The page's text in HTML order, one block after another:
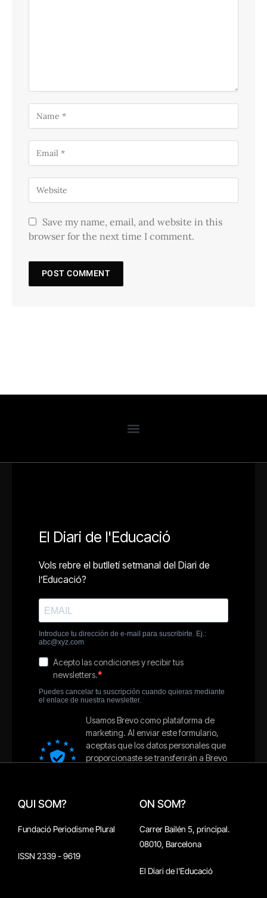
Save my name, email, and website in this
browser for the next time I comment.
QUI SOM?
Fundació Periodisme Plural
ISSN 2339 - 9619
ON SOM?
Carrer Bailén 5, principal.
08010, Barcelona
El Diari de l'Educació